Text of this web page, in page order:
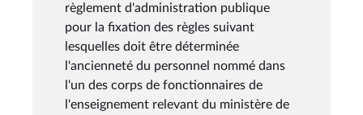
règlement d'administration publique
pour la fixation des règles suivant
lesquelles doit être déterminée
l'ancienneté du personnel nommé dans
l'un des corps de fonctionnaires de
l'enseignement relevant du ministère de